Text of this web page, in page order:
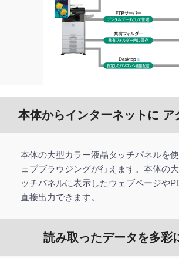
本体からインターネットに ア
本体の大型カラー液晶タッチパネルを
ェブブラウジングが行えます。本体の
ッチパネルに表示したウェブページや
直接出力できます。
読み取ったデータを多彩